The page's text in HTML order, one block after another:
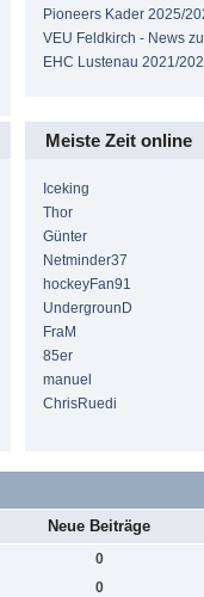
Pioneers Kader 2025/
VEU Feldkirch - News
EHC Lustenau 2021/
Meiste Zeit online
Iceking
Thor
Günter
Netminder37
hockeyFan91
UndergrounD
FraM
85er
manuel
ChrisRuedi
Neue Beiträge
0
0